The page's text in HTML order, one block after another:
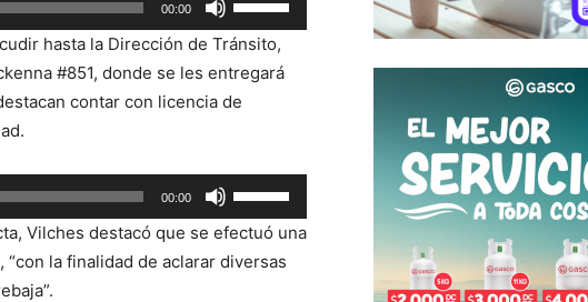
00:00
las
teclas
de
flecha
para
aumentar
o
disminuir
hasta la Dirección de Tránsito,
#851, donde se les entregará
contar con licencia de
00:00
las
teclas
de
Vilches destacó que se efectuó una
la finalidad de aclarar diversas